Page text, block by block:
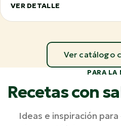
VER DETALLE
Ver catálogo
PARA LA
Recetas con
Ideas e inspiración